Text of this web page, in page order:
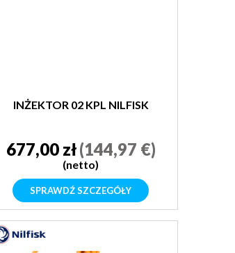
INŻEKTOR 02 KPL NILFISK
677,00 zł(144,97 €)
(netto)
SPRAWDŹ SZCZEGÓŁY